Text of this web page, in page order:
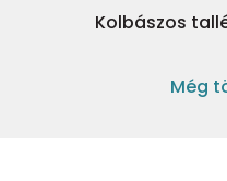
Kolbászos
Még